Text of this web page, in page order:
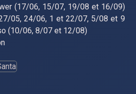
(17/06, 15/07, 19/08 et 16/09)
05, 24/06, 1 et 22/07, 5/08 et 9
(10/06, 8/07 et 12/08)